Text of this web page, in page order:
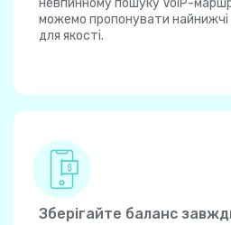
невпинному пошуку VoIP-
можемо пропонувати
для якості.
Зберігайте баланс